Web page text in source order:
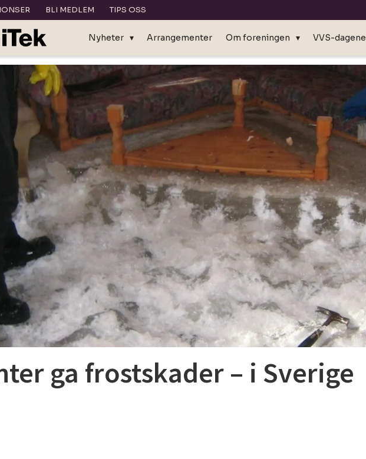
BLI MEDLEM TIPS OSS
Nyheter Arrangementer Om foreningen VVS-dagene
ga frostskader – i Sverige